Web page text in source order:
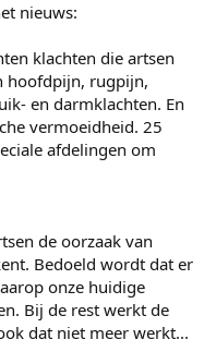
nieuws:
klachten die artsen
hoofdpijn, rugpijn,
en darmklachten. En
vermoeidheid. 25
afdelingen om
de oorzaak van
Bedoeld wordt dat er
onze huidige
Bij de rest werkt de
dat niet meer werkt...